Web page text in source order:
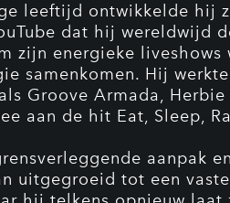
leeftijd ontwikkelde hij
dat hij wereldwijd
zijn energieke
samenkomen. Hij
Groove Armada,
aan de hit Eat, Sleep,
aanpak
uitgegroeid tot een